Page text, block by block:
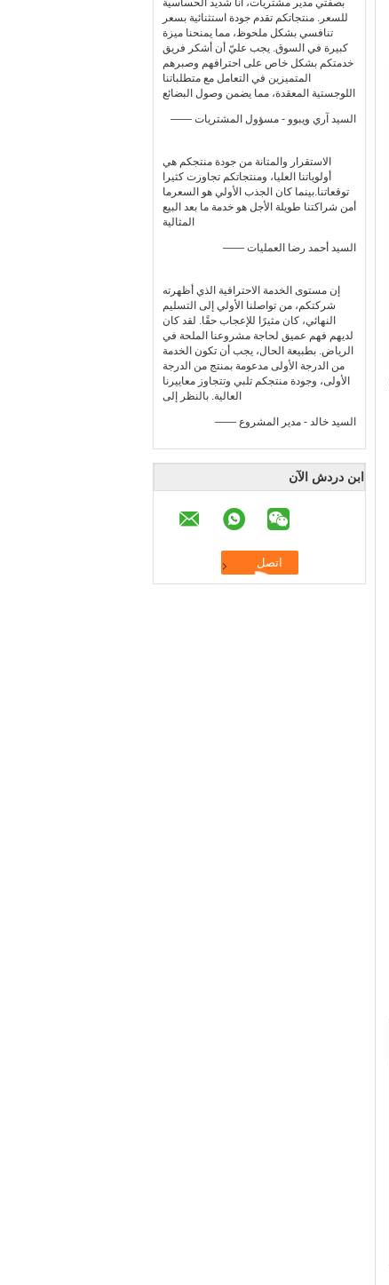
بصفتي مدير مشتريات، أنا شديد الحساسية
للسعر. منتجاتكم تقدم جودة استثنائية بسعر
تنافسي بشكل ملحوظ، مما يمنحنا ميزة
كبيرة في السوق. يجب عليّ أن أشكر فريق
خدمتكم بشكل خاص على احترافهم وصبرهم
المتميزين في التعامل مع متطلباتنا
اللوجستية المعقدة، مما يضمن وصول البضائع
—— السيد آري ويبوو - مسؤول المشتريات
الاستقرار والمتانة من جودة منتجكم هي
أولوياتنا العليا، ومنتجاتكم تجاوزت كثيرا
توقعاتنا.بينما كان الجذب الأولي هو السعرما
أمن شراكتنا طويلة الأجل هو خدمة ما بعد البيع
المثالية
—— السيد أحمد رضا العمليات
إن مستوى الخدمة الاحترافية الذي أظهرته
شركتكم، من تواصلنا الأولي إلى التسليم
النهائي، كان مثيرًا للإعجاب حقًا. لقد كان
لديهم فهم عميق لحاجة مشروعنا الملحة في
الرياض. بطبيعة الحال، يجب أن تكون الخدمة
من الدرجة الأولى مدعومة بمنتج من الدرجة
الأولى، وجودة منتجكم تلبي وتتجاوز معاييرنا
العالية. بالنظر إلى
—— السيد خالد - مدير المشروع
ابن دردش الآن